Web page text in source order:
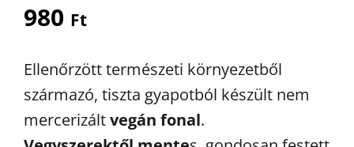
980 Ft
Ellenőrzött természeti környezetből
származó, tiszta gyapotból készült nem
mercerizáltvegán fonal.